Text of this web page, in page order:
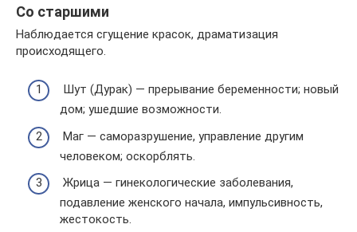
Со старшими
Наблюдается сгущение красок, драматизация
происходящего.
Шут (Дурак) — прерывание беременности; новый
дом; ушедшие возможности.
Маг — саморазрушение, управление другим
человеком; оскорблять.
Жрица — гинекологические заболевания,
подавление женского начала, импульсивность,
жестокость.